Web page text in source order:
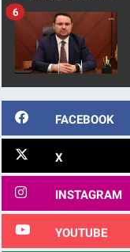
6
FACEBOOK
X
INSTAGRAM
YOUTUBE